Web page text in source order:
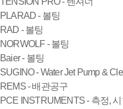
PLARAD - 볼팅
RAD - 볼팅
NORWOLF - 볼팅
Baier - 볼팅
SUGINO - Water Jet Pump &
REMS - 배관공구
PCE INSTRUMENTS - 측정,